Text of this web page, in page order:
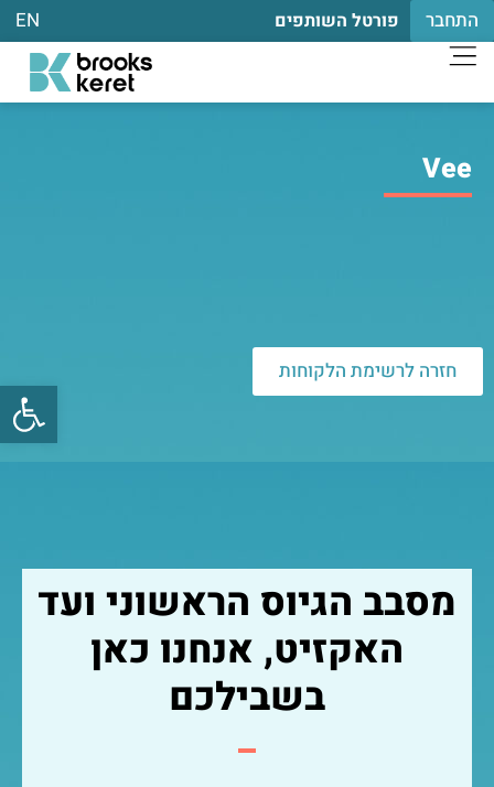
התחבר פורטל השותפים EN
Vee
חזרה לרשימת הלקוחות
מסבב הגיוס הראשוני ועד
האקזיט, אנחנו כאן
בשבילכם